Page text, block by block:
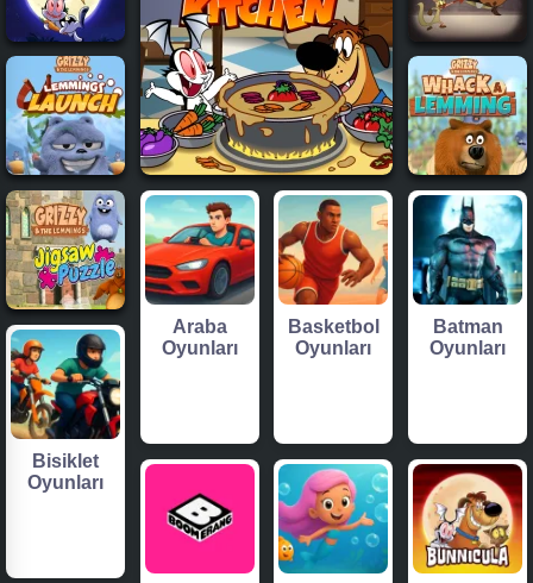
Araba
Oyunları
Basketbol
Oyunları
Batman
Oyunları
Bisiklet
Oyunları